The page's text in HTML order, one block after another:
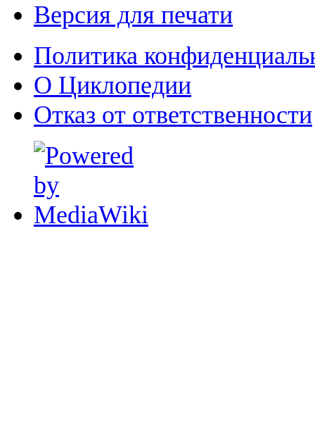
Версия для печати
Политика
О Циклопедии
Отказ от ответственности